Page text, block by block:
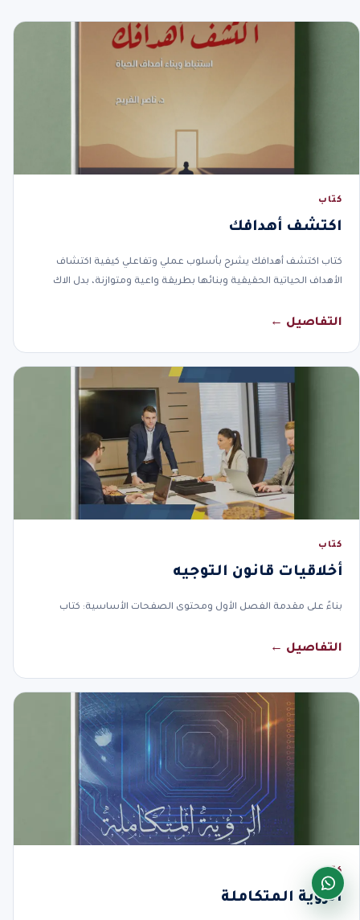
كتاب
اكتشف أهدافك
كتاب اكتشف أهدافك يشرح بأسلوب عملي وتفاعلي كيفية اكتشاف
الأهداف الحياتية الحقيقية وبنائها بطريقة واعية ومتوازنة، بدل الاك
التفاصيل ←
كتاب
أخلاقيات قانون التوجيه
بناءً على مقدمة الفصل الأول ومحتوى الصفحات الأساسية: كتاب
التفاصيل ←
كتاب
الرؤية المتكاملة